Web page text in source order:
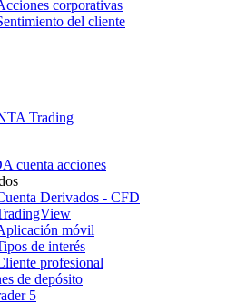
corporativas
del cliente
Trading
cuenta acciones
Derivados - CFD
móvil
de interés
profesional
de depósito
5